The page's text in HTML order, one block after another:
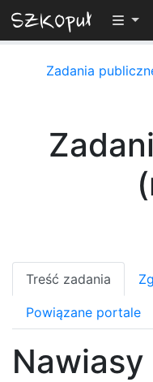
Zadania
Treść zadania
Powiązane portale
Nawiasy